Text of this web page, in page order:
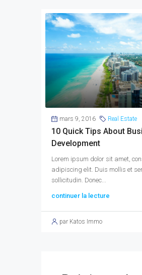
mars 9, 2016 Real Estate
10 Quick Tips About
Development
Lorem ipsum dolor sit amet,
adipiscing elit. Duis mollis et
sollicitudin. Donec...
continuer la lecture
par Katos Immo